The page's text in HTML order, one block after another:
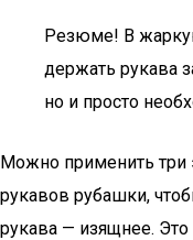
Резюме! В
держать рукава
но и просто
Можно применить три
рукавов рубашки,
рукава — изящнее.